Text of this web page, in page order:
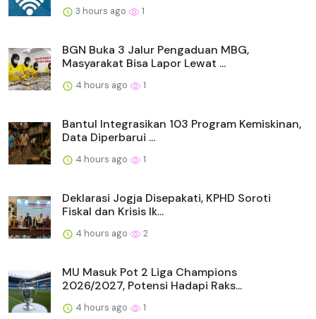
3 hours ago 1
BGN Buka 3 Jalur Pengaduan MBG,
Masyarakat Bisa Lapor Lewat ...
4 hours ago 1
Bantul Integrasikan 103 Program Kemiskinan,
Data Diperbarui ...
4 hours ago 1
Deklarasi Jogja Disepakati, KPHD Soroti
Fiskal dan Krisis Ik...
4 hours ago 2
MU Masuk Pot 2 Liga Champions
2026/2027, Potensi Hadapi Raks...
4 hours ago 1